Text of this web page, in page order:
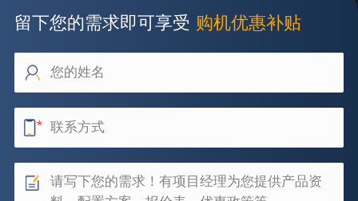
留下您的需求即可享受 购机优惠补贴